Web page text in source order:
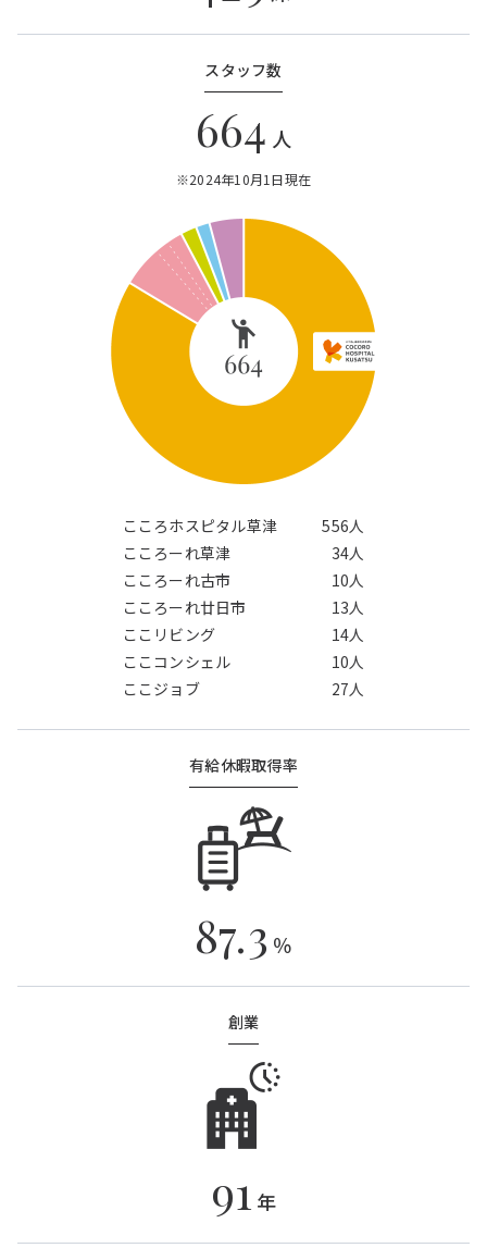
スタッフ数
664 人
※2024年10月1日現在
こころホスピタル草津
556人
こころーれ草津
34人
こころーれ古市
10人
こころーれ廿日市
13人
ここリビング
14人
ここコンシェル
10人
ここジョブ
27人
有給休暇取得率
87.3 ％
創業
91 年